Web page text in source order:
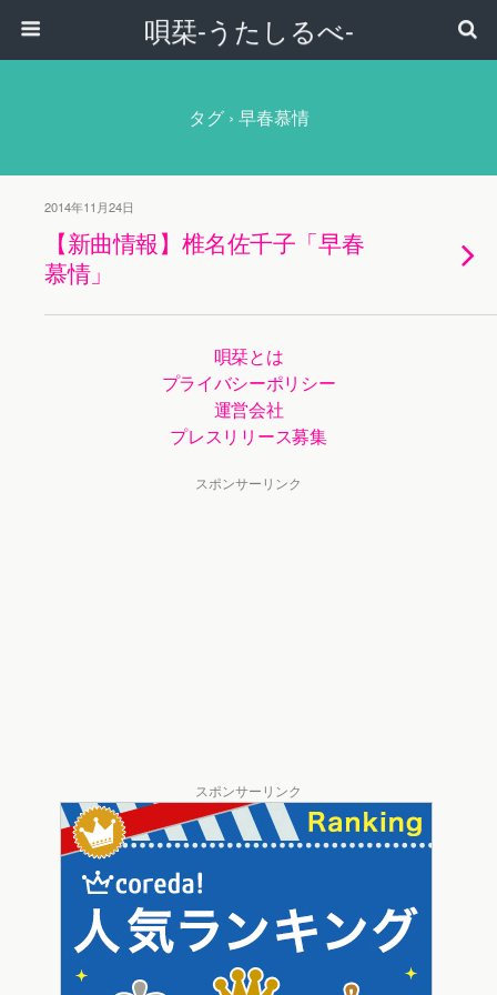
唄栞-うたしるべ-
タグ › 早春慕情
2014年11月24日
【新曲情報】椎名佐千子「早春
慕情」
唄栞とは
プライバシーポリシー
運営会社
プレスリリース募集
スポンサーリンク
スポンサーリンク